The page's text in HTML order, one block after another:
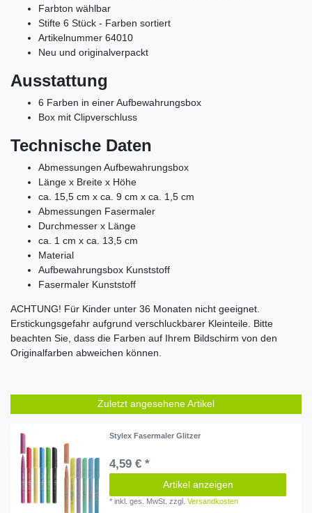
Farbton wählbar
Stifte 6 Stück - Farben sortiert
Artikelnummer 64010
Neu und originalverpackt
Ausstattung
6 Farben in einer Aufbewahrungsbox
Box mit Clipverschluss
Technische Daten
Abmessungen Aufbewahrungsbox
Länge x Breite x Höhe
ca. 15,5 cm x ca. 9 cm x ca. 1,5 cm
Abmessungen Fasermaler
Durchmesser x Länge
ca. 1 cm x ca. 13,5 cm
Material
Aufbewahrungsbox Kunststoff
Fasermaler Kunststoff
ACHTUNG! Für Kinder unter 36 Monaten nicht geeignet.
Erstickungsgefahr aufgrund verschluckbarer Kleinteile. Bitte
beachten Sie, dass die Farben auf Ihrem Bildschirm von den
Originalfarben abweichen können.
Zuletzt angesehene Artikel
Stylex Fasermaler Glitzer
4,59 € *
Artikel anzeigen
*inkl. ges. MwSt. zzgl.Versandkosten